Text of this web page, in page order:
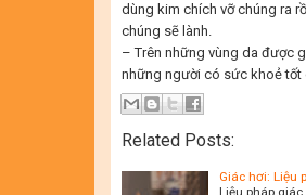
dùng kim chích vỡ chúng ra
chúng sẽ lành.
– Trên những vùng da được
những người có sức khoẻ tốt
Related Posts:
Giác hơi: Liệu
Liệu pháp